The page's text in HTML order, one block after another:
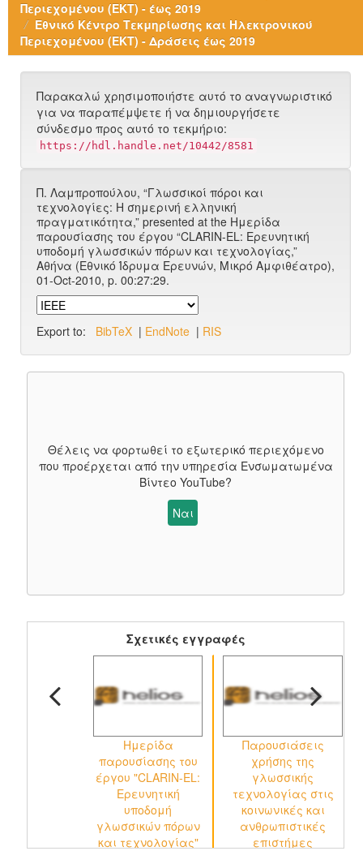
Περιεχομένου (ΕΚΤ) - έως 2019
Εθνικό Κέντρο Τεκμηρίωσης και Ηλεκτρονικού
Περιεχομένου (ΕΚΤ) - Δράσεις έως 2019
Παρακαλώ χρησιμοποιήστε αυτό το αναγνωριστικό
για να παραπέμψετε ή να δημιουργήσετε
σύνδεσμο προς αυτό το τεκμήριο:
https://hdl.handle.net/10442/8581
Π. Λαμπροπούλου, “Γλωσσικοί πόροι και
τεχνολογίες: Η σημερινή ελληνική
πραγματικότητα,” presented at the Ημερίδα
παρουσίασης του έργου “CLARIN-EL: Ερευνητική
υποδομή γλωσσικών πόρων και τεχνολογίας,”
Αθήνα (Εθνικό Ίδρυμα Ερευνών, Μικρό Αμφιθέατρο),
01-Oct-2010, p. 00:27:29.
Export to: BibTeX | EndNote | RIS
Θέλεις να φορτωθεί το εξωτερικό περιεχόμενο
που προέρχεται από την υπηρεσία Ενσωματωμένα
Βίντεο YouTube?
Ναι
Σχετικές εγγραφές
Ημερίδα
παρουσίασης του
έργου "CLARIN-EL:
Ερευνητική
υποδομή
γλωσσικών πόρων
και τεχνολογίας"
Παρουσιάσεις
χρήσης της
γλωσσικής
τεχνολογίας στις
κοινωνικές και
ανθρωπιστικές
επιστήμες